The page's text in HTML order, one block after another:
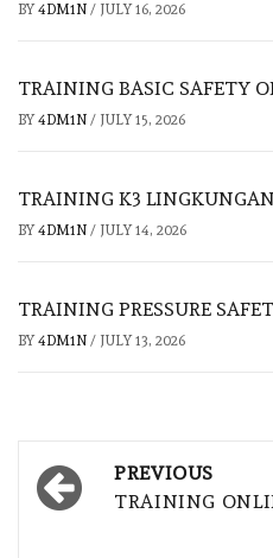
BY 4DM1N / JULY 16, 2026
TRAINING BASIC SAFETY
BY 4DM1N / JULY 15, 2026
TRAINING K3 LINGKUNGAN
BY 4DM1N / JULY 14, 2026
TRAINING PRESSURE
BY 4DM1N / JULY 13, 2026
Post
navigation
PREVIOUS
TRAINING